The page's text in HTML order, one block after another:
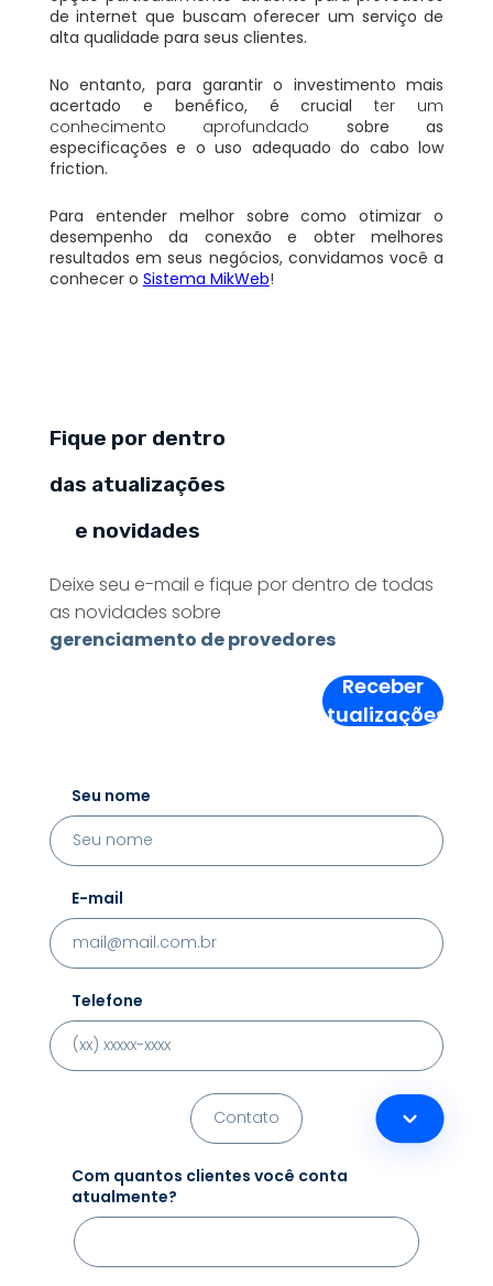
de internet que buscam oferecer um serviço de
alta qualidade para seus clientes.
No entanto, para garantir o investimento mais
acertado e benéfico, é crucialter um
conhecimento aprofundado sobre as
especificações e o uso adequado do cabo low
friction.
Para entender melhor sobre como otimizar o
desempenho da conexão e obter melhores
resultados em seus negócios, convidamos você a
conhecer o Sistema MikWeb!
Fique por dentro
das atualizações
e novidades
Deixe seu e-mail e fique por dentro de todas
as novidades sobre
gerenciamento de provedores
Receber
Atualizações!
Seu nome
E-mail
Telefone
Com quantos clientes você conta
atualmente?